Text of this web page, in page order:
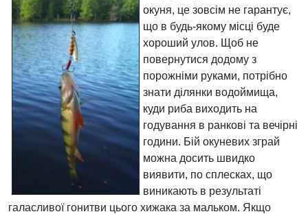
окуня, це зовсім не гарантує,
що в будь-якому місці буде
хороший улов. Щоб не
повернутися додому з
порожніми руками, потрібно
знати ділянки водоймища,
куди риба виходить на
годування в ранкові та вечірні
години. Бій окуневих зграй
можна досить швидко
виявити, по сплесках, що
виникають в результаті
галасливої ​​гонитви цього хижака за мальком. Якщо